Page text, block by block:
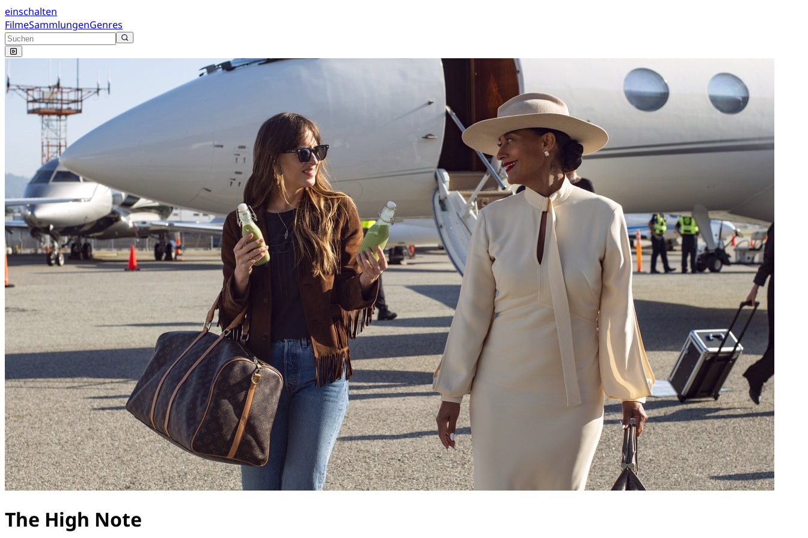
einschalten
FilmeSammlungenGenres
The High Note